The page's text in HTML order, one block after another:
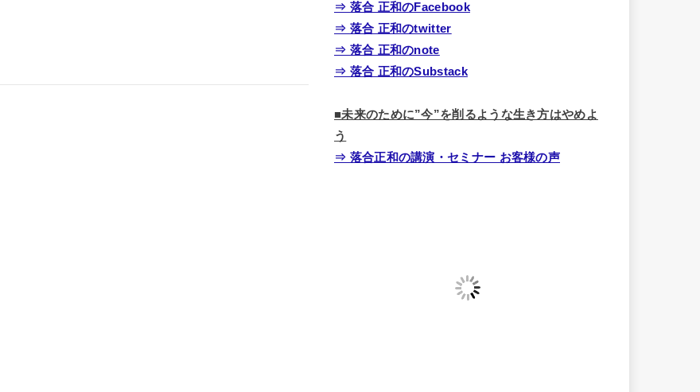
⇒ 落合 正和のFacebook
⇒ 落合 正和のtwitter
⇒ 落合 正和のnote
⇒ 落合 正和のSubstack
■未来のために”今”を削るような生き方はやめよ
う
⇒ 落合正和の講演・セミナー お客様の声